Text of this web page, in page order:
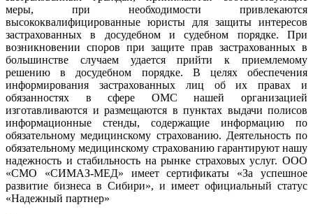
меры, при необходимости привлекаются
высококвалифицированные юристы для защиты интересов
застрахованных в досудебном и судебном порядке. При
возникновении споров при защите прав застрахованных в
большинстве случаем удается прийти к приемлемому
решению в досудебном порядке. В целях обеспечения
информирования застрахованных лиц об их правах и
обязанностях в сфере ОМС нашей организацией
изготавливаются и размещаются в пунктах выдачи полисов
информационные стенды, содержащие информацию по
обязательному медицинскому страхованию. Деятельность по
обязательному медицинскому страхованию гарантируют нашу
надежность и стабильность на рынке страховых услуг. ООО
«СМО «СИМАЗ-МЕД» имеет сертификаты «За успешное
развитие бизнеса в Сибири», и имеет официальный статус
«Надежный партнер»